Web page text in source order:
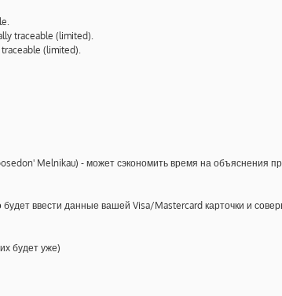
traceable (limited).
(limited).
Melnikau) - может сэкономить время на объяснения
будет ввести данные вашей Visa/Mastercard карточки и
будет уже)